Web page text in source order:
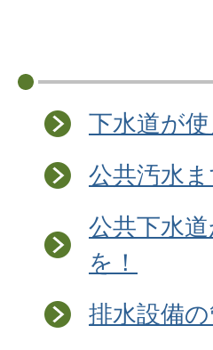
下水道が
公共汚水
公共下水
を！
排水設備